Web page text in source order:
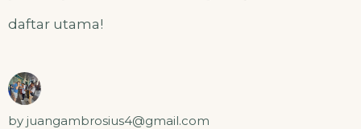
daftar utama!
by juangambrosius4@gmail.com